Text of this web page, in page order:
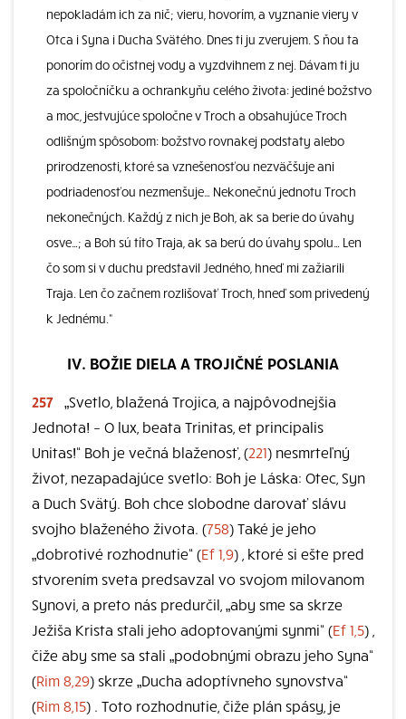
nepokladám ich za nič; vieru, hovorím, a vyznanie viery v
Otca i Syna i Ducha Svätého. Dnes ti ju zverujem. S ňou ta
ponorím do očistnej vody a vyzdvihnem z nej. Dávam ti ju
za spoločníčku a ochrankyňu celého života: jediné božstvo
a moc, jestvujúce spoločne v Troch a obsahujúce Troch
odlišným spôsobom: božstvo rovnakej podstaty alebo
prirodzenosti, ktoré sa vznešenosťou nezväčšuje ani
podriadenosťou nezmenšuje… Nekonečnú jednotu Troch
nekonečných. Každý z nich je Boh, ak sa berie do úvahy
osve…; a Boh sú títo Traja, ak sa berú do úvahy spolu… Len
čo som si v duchu predstavil Jedného, hneď mi zažiarili
Traja. Len čo začnem rozlišovať Troch, hneď som privedený
k Jednému.“
IV. BOŽIE DIELA A TROJIČNÉ POSLANIA
257
„Svetlo, blažená Trojica, a najpôvodnejšia
Jednota! – O lux, beata Trinitas, et principalis
Unitas!“ Boh je večná blaženosť, (221) nesmrteľný
život, nezapadajúce svetlo: Boh je Láska: Otec, Syn
a Duch Svätý. Boh chce slobodne darovať slávu
svojho blaženého života. (758) Také je jeho
„dobrotivé rozhodnutie“ (Ef 1,9) , ktoré si ešte pred
stvorením sveta predsavzal vo svojom milovanom
Synovi, a preto nás predurčil, „aby sme sa skrze
Ježiša Krista stali jeho adoptovanými synmi“ (Ef 1,5) ,
čiže aby sme sa stali „podobnými obrazu jeho Syna“
(Rim 8,29) skrze „Ducha adoptívneho synovstva“
(Rim 8,15) . Toto rozhodnutie, čiže plán spásy, je